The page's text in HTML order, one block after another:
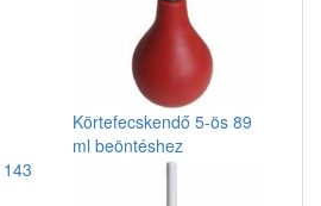
Körtefecskendő 5-ös 89
ml beöntéshez